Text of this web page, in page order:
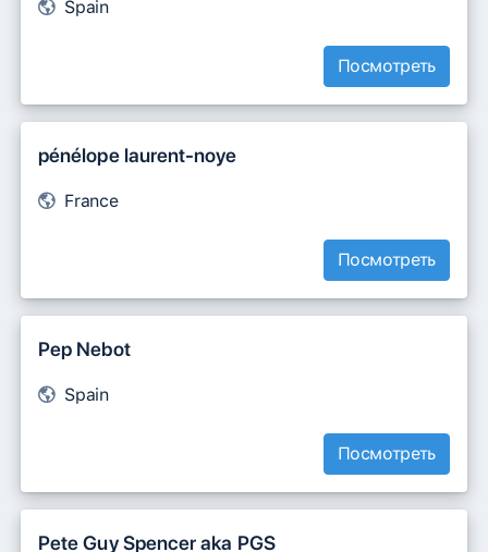
Spain
Посмотреть
pénélope laurent-noye
France
Посмотреть
Pep Nebot
Spain
Посмотреть
Pete Guy Spencer aka PGS